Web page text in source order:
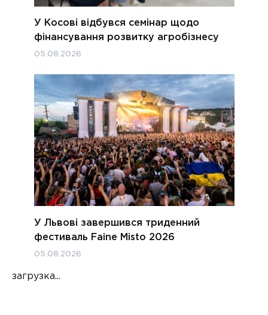
У Косові відбувся семінар щодо
фінансування розвитку агробізнесу
05.08.2026
У Львові завершився триденний
фестиваль Faine Misto 2026
05.08.2026
загрузка...